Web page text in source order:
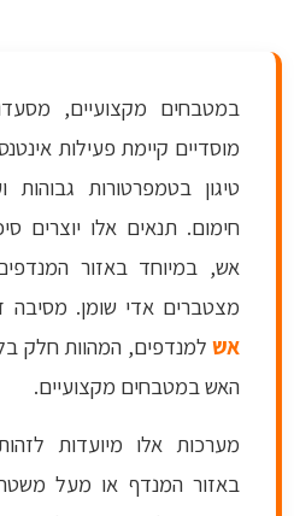
במטבחים מקצועיים,
מוסדיים קיימת פעילות
טיגון בטמפרטורות
חימום. תנאים אלו יוצרים
אש, במיוחד באזור
מצטברים אדי שומן. מסיבה
אש למנדפים, המהוות חלק
האש במטבחים מקצועיים.
מערכות אלו מיועדות
באזור המנדף או מעל